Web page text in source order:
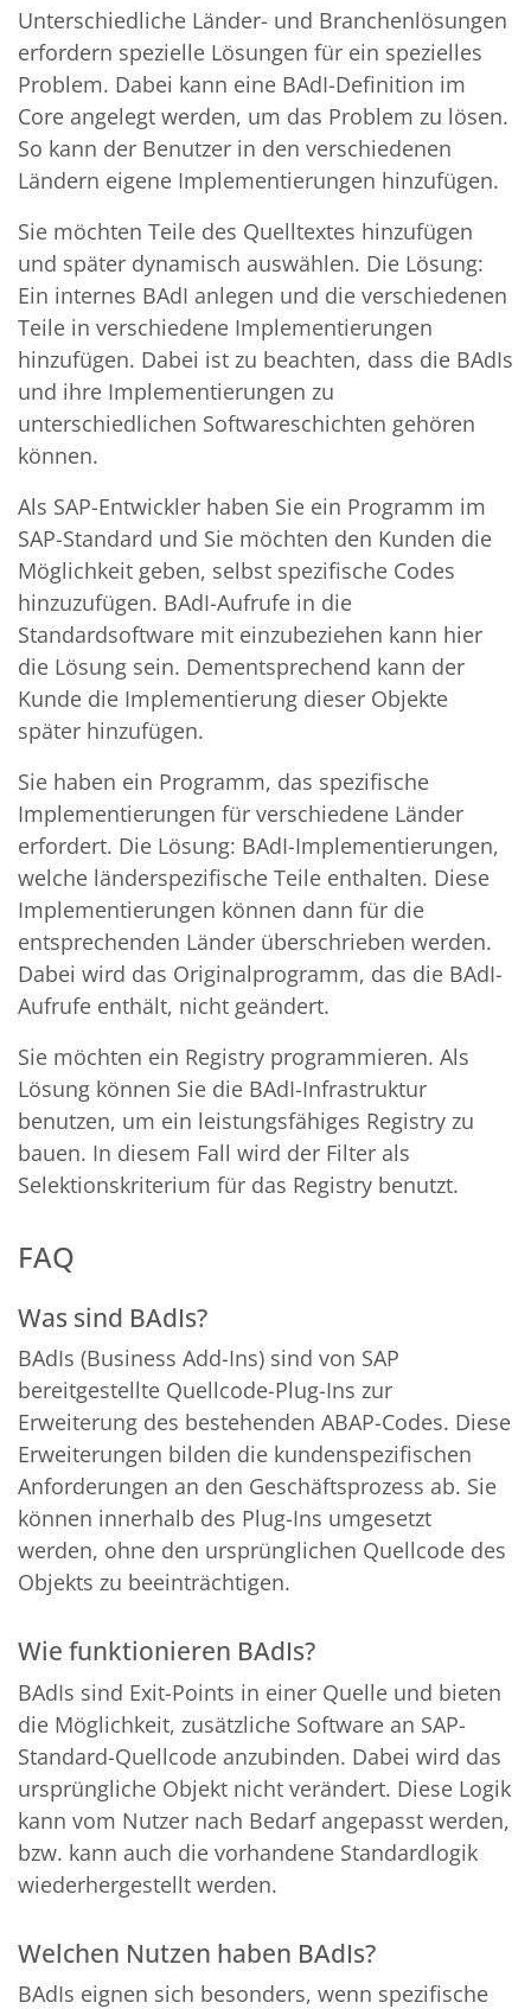
Unterschiedliche Länder- und Branchenlösungen
erfordern spezielle Lösungen für ein spezielles
Problem. Dabei kann eine BAdI-Definition im
Core angelegt werden, um das Problem zu lösen.
So kann der Benutzer in den verschiedenen
Ländern eigene Implementierungen hinzufügen.
Sie möchten Teile des Quelltextes hinzufügen
und später dynamisch auswählen. Die Lösung:
Ein internes BAdI anlegen und die verschiedenen
Teile in verschiedene Implementierungen
hinzufügen. Dabei ist zu beachten, dass die BAdIs
und ihre Implementierungen zu
unterschiedlichen Softwareschichten gehören
können.
Als SAP-Entwickler haben Sie ein Programm im
SAP-Standard und Sie möchten den Kunden die
Möglichkeit geben, selbst spezifische Codes
hinzuzufügen. BAdI-Aufrufe in die
Standardsoftware mit einzubeziehen kann hier
die Lösung sein. Dementsprechend kann der
Kunde die Implementierung dieser Objekte
später hinzufügen.
Sie haben ein Programm, das spezifische
Implementierungen für verschiedene Länder
erfordert. Die Lösung: BAdI-Implementierungen,
welche länderspezifische Teile enthalten. Diese
Implementierungen können dann für die
entsprechenden Länder überschrieben werden.
Dabei wird das Originalprogramm, das die BAdI-
Aufrufe enthält, nicht geändert.
Sie möchten ein Registry programmieren. Als
Lösung können Sie die BAdI-Infrastruktur
benutzen, um ein leistungsfähiges Registry zu
bauen. In diesem Fall wird der Filter als
Selektionskriterium für das Registry benutzt.
FAQ
Was sind BAdIs?
BAdIs (Business Add-Ins) sind von SAP
bereitgestellte Quellcode-Plug-Ins zur
Erweiterung des bestehenden ABAP-Codes. Diese
Erweiterungen bilden die kundenspezifischen
Anforderungen an den Geschäftsprozess ab. Sie
können innerhalb des Plug-Ins umgesetzt
werden, ohne den ursprünglichen Quellcode des
Objekts zu beeinträchtigen.
Wie funktionieren BAdIs?
BAdIs sind Exit-Points in einer Quelle und bieten
die Möglichkeit, zusätzliche Software an SAP-
Standard-Quellcode anzubinden. Dabei wird das
ursprüngliche Objekt nicht verändert. Diese Logik
kann vom Nutzer nach Bedarf angepasst werden,
bzw. kann auch die vorhandene Standardlogik
wiederhergestellt werden.
Welchen Nutzen haben BAdIs?
BAdIs eignen sich besonders, wenn spezifische